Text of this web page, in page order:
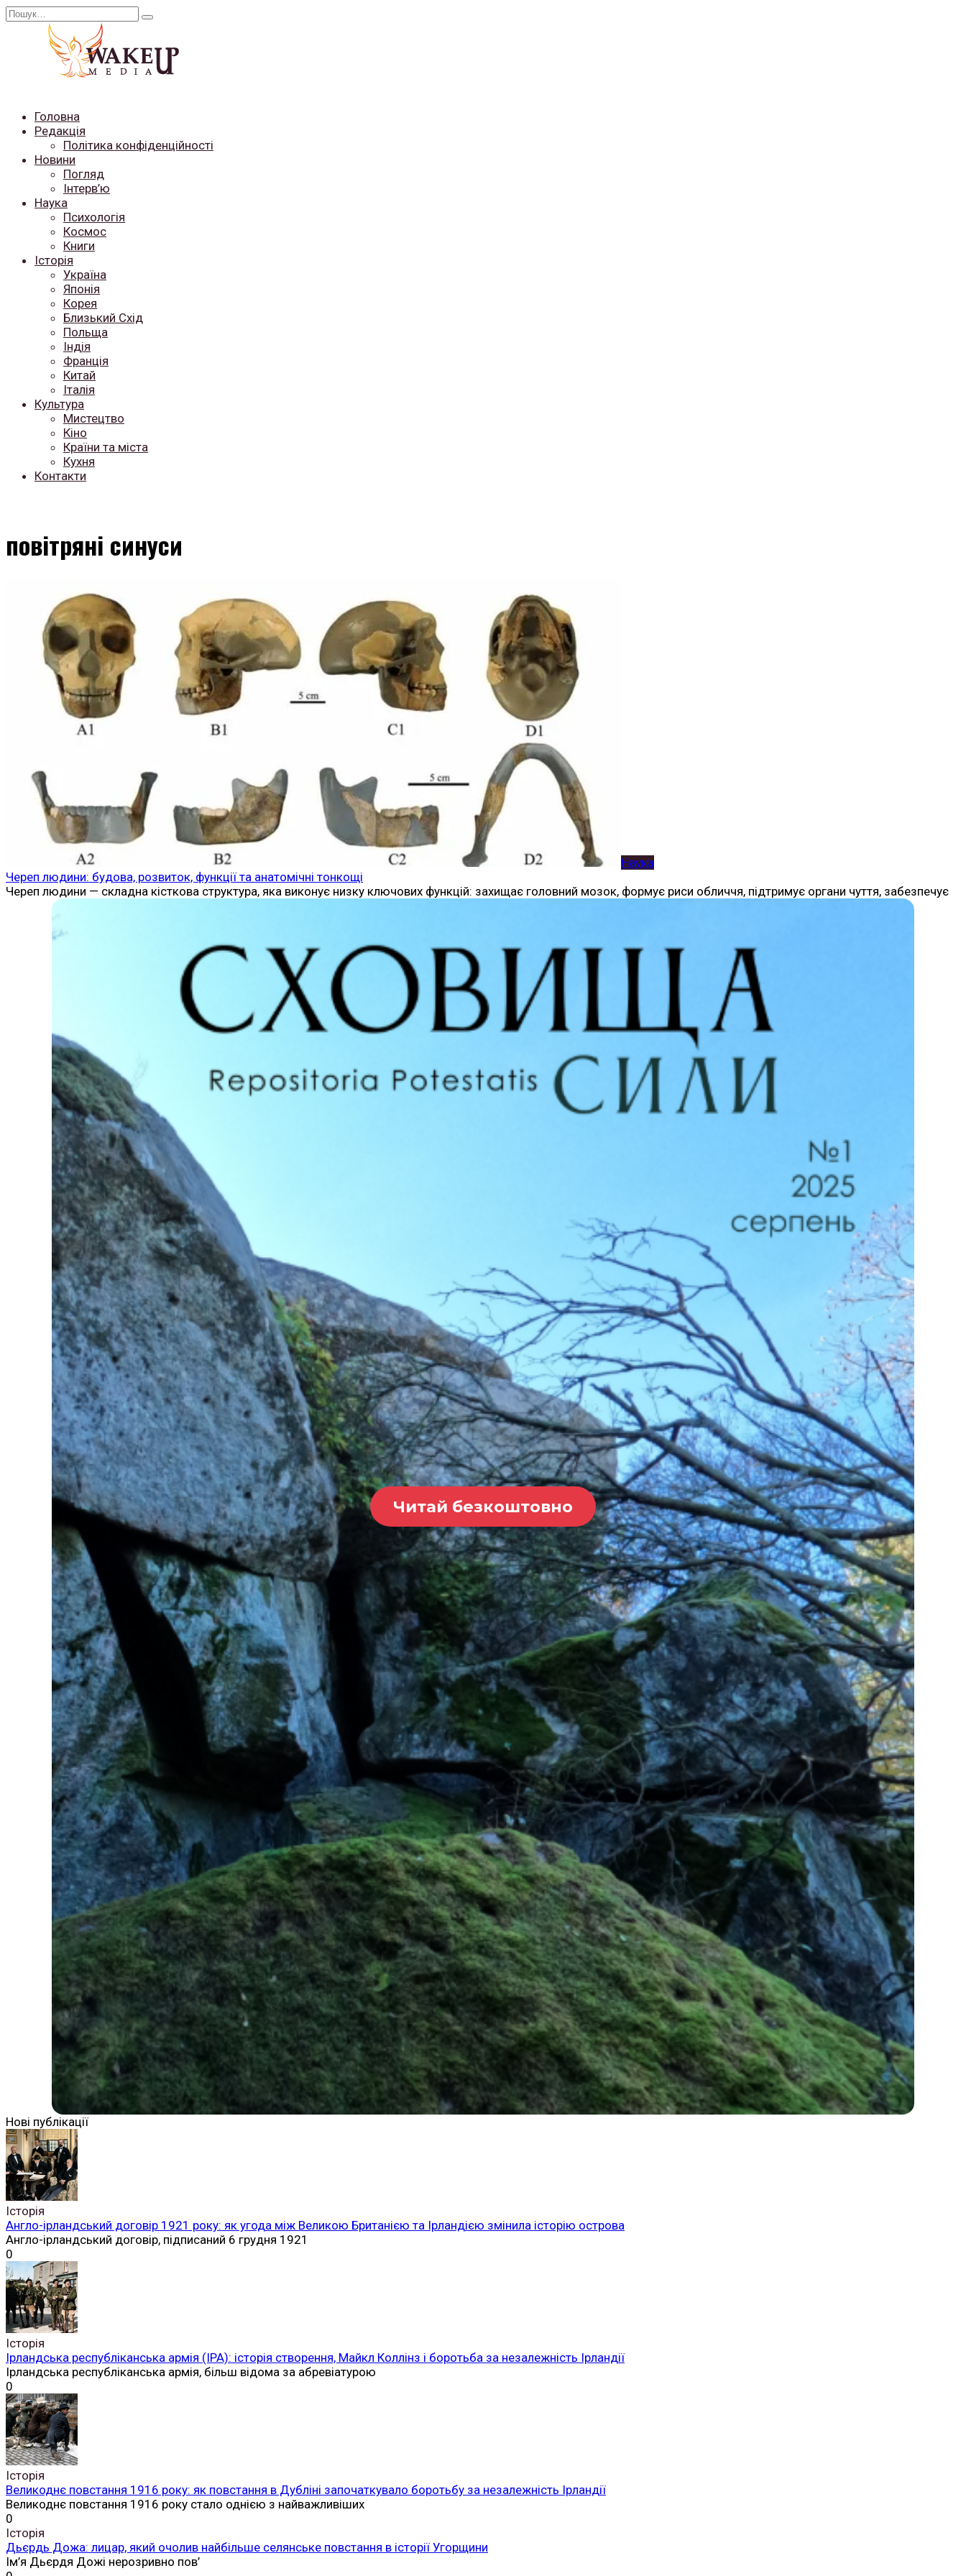
Перейти
Search
Головна
Редакція
Політика конфіденційності
Новини
Погляд
Інтерв’ю
Наука
Психологія
Космос
Книги
Історія
Україна
Японія
Корея
Близький Схід
Польща
Індія
Франція
Китай
Італія
Культура
Мистецтво
Кіно
Країни та міста
Кухня
Контакти
повітряні синуси
Наука
Череп людини: будова, розвиток, функції та анатомічні тонкощі
Череп людини — складна кісткова структура, яка виконує низку ключових функцій: захищає головний мозок, формує риси обличчя, підтримує органи чуття, забезпечує
Читай безкоштовно
Нові публікації
Історія
Англо-ірландський договір 1921 року: як угода між Великою Британією та Ірландією змінила історію острова
Англо-ірландський договір, підписаний 6 грудня 1921
0
Історія
Ірландська республіканська армія (ІРА): історія створення, Майкл Коллінз і боротьба за незалежність Ірландії
Ірландська республіканська армія, більш відома за абревіатурою
0
Історія
Великоднє повстання 1916 року: як повстання в Дубліні започаткувало боротьбу за незалежність Ірландії
Великоднє повстання 1916 року стало однією з найважливіших
0
Історія
Дьєрдь Дожа: лицар, який очолив найбільше селянське повстання в історії Угорщини
Ім’я Дьєрдя Дожі нерозривно пов’